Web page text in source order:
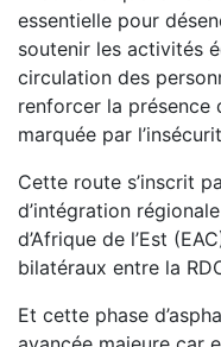
essentielle pour
soutenir les activités
circulation des
renforcer la présence
marquée par
Cette route s’inscrit
d’intégration
d’Afrique de l’Est
bilatéraux entre la
Et cette phase